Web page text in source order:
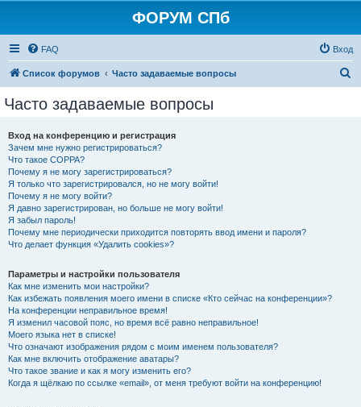
ФОРУМ СПб
FAQ Вход
Список форумов Часто задаваемые вопросы
Часто задаваемые вопросы
Вход на конференцию и регистрация
Зачем мне нужно регистрироваться?
Что такое COPPA?
Почему я не могу зарегистрироваться?
Я только что зарегистрировался, но не могу войти!
Почему я не могу войти?
Я давно зарегистрирован, но больше не могу войти!
Я забыл пароль!
Почему мне периодически приходится повторять ввод имени и пароля?
Что делает функция «Удалить cookies»?
Параметры и настройки пользователя
Как мне изменить мои настройки?
Как избежать появления моего имени в списке «Кто сейчас на конференции»?
На конференции неправильное время!
Я изменил часовой пояс, но время всё равно неправильное!
Моего языка нет в списке!
Что означают изображения рядом с моим именем пользователя?
Как мне включить отображение аватары?
Что такое звание и как я могу изменить его?
Когда я щёлкаю по ссылке «email», от меня требуют войти на конференцию!